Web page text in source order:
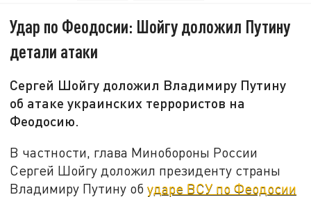
Удар по Феодосии: Шойгу доложил Путину
детали атаки
Сергей Шойгу доложил Владимиру Путину
об атаке украинских террористов на
Феодосию.
В частности, глава Минобороны России
Сергей Шойгу доложил президенту страны
Владимиру Путину обударе ВСУ по Феодосии